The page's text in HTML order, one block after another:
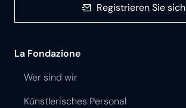
Registrieren Sie sich
La Fondazione
Wer sind wir
Künstlerisches Personal